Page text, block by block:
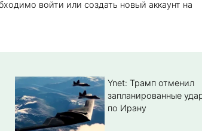
войти или создать новый аккаунт на
Ynet: Трамп отменил
запланированные
по Ирану